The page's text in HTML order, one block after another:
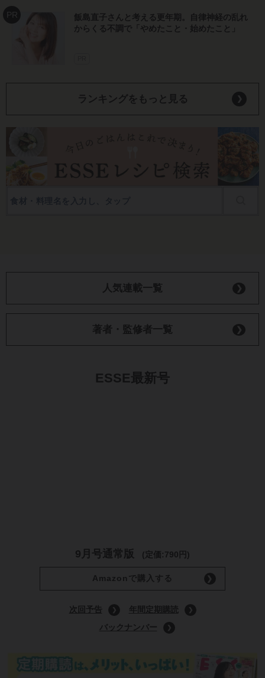
飯島直子さんと考える更年期。自律神経の乱れ
からくる不調で「やめたこと・始めたこと」
ランキングをもっと見る
人気連載一覧
著者・監修者一覧
ESSE最新号
Amazonで購入する
次回予告